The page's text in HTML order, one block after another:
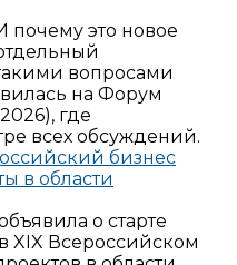
почему это новое
вопросами
на Форум
где
всех обсуждений.
бизнес
в области
о старте
XIX Всероссийском